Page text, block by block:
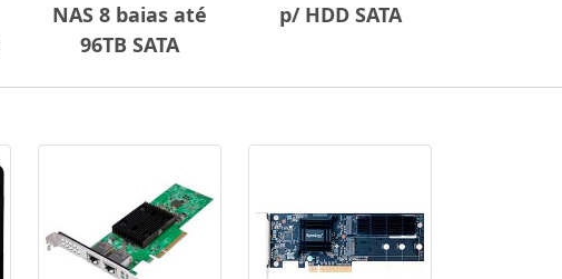
NAS 8 baias até
96TB SATA
p/ HDD SATA